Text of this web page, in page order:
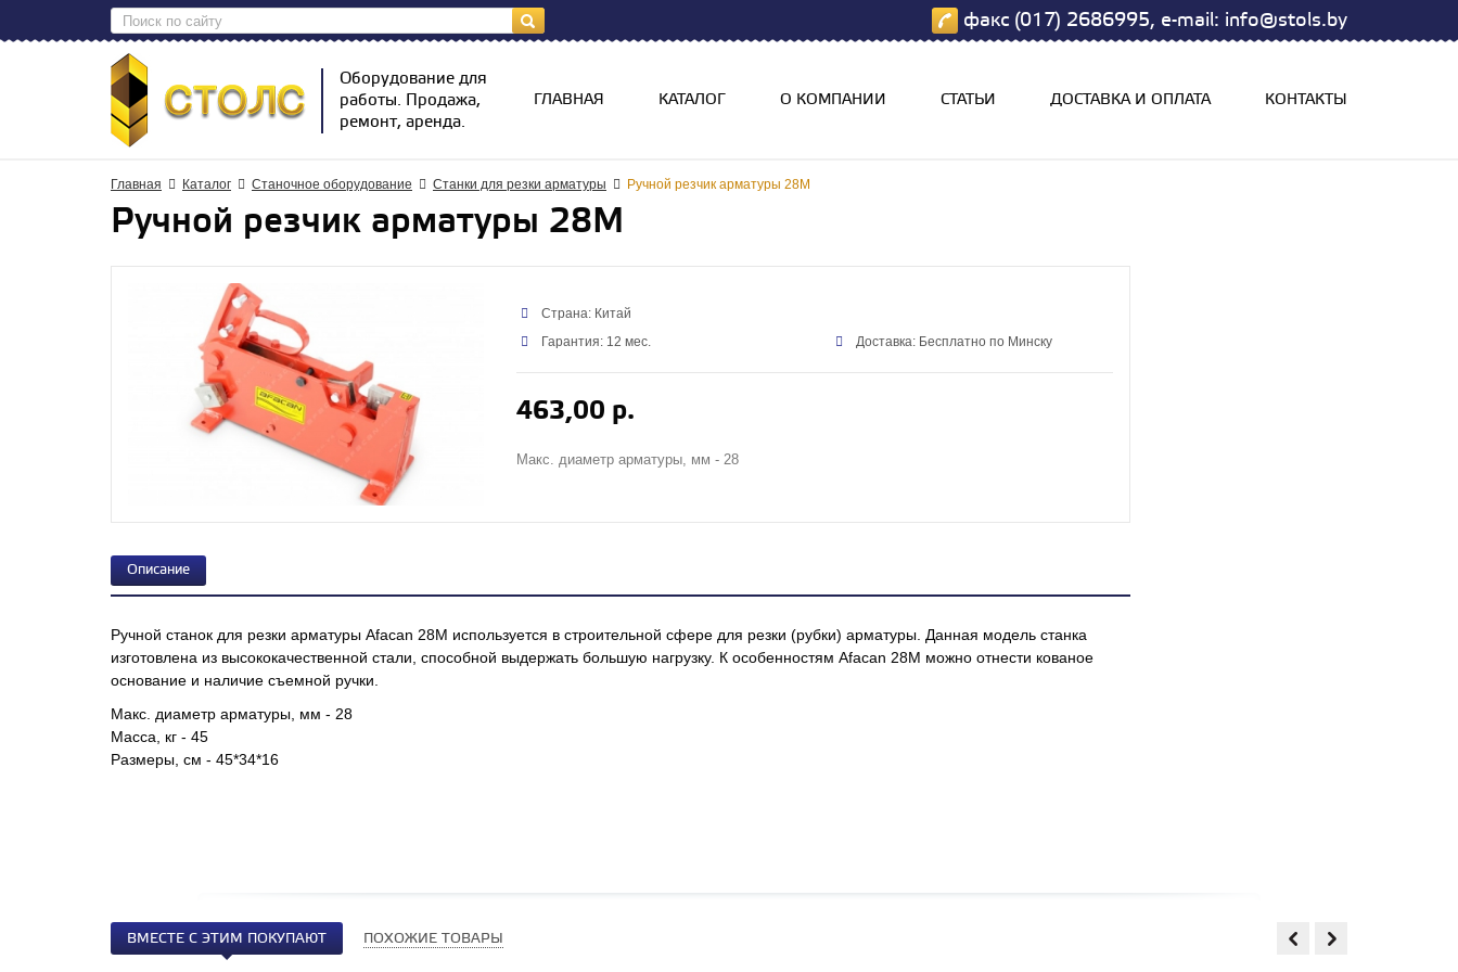
факс (017) 2686995, e-mail: info@stols.by
Оборудование для
работы. Продажа,
ремонт, аренда.
ГЛАВНАЯ КАТАЛОГ О КОМПАНИИ СТАТЬИ ДОСТАВКА И ОПЛАТА КОНТАКТЫ
Главная Каталог Станочное оборудование Станки для резки арматуры Ручной резчик арматуры 28М
Ручной резчик арматуры 28М
Страна: Китай
Гарантия: 12 мес.
Доставка: Бесплатно по Минску
463,00 р.
Макс. диаметр арматуры, мм - 28
Описание
Ручной станок для резки арматуры Afacan 28M используется в строительной сфере для резки (рубки) арматуры. Данная модель станка
изготовлена из высококачественной стали, способной выдержать большую нагрузку. К особенностям Afacan 28M можно отнести кованое
основание и наличие съемной ручки.
Макс. диаметр арматуры, мм - 28
Масса, кг - 45
Размеры, см - 45*34*16
ВМЕСТЕ С ЭТИМ ПОКУПАЮТ ПОХОЖИЕ ТОВАРЫ